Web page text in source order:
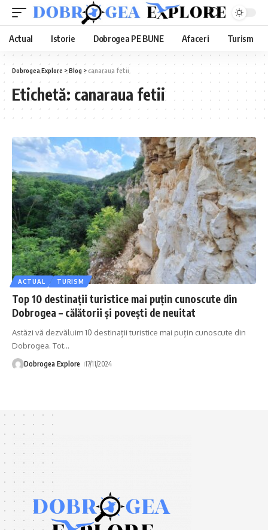
Actual Istorie Dobrogea PE BUNE Afaceri Turism
Dobrogea Explore >Blog > canaraua fetii
Etichetă: canaraua fetii
ACTUAL TURISM
Top 10 destinații turistice mai puțin cunoscute din
Dobrogea – călătorii și povești de neuitat
Astăzi vă dezvăluim 10 destinații turistice mai puțin cunoscute din
Dobrogea. Tot…
Dobrogea Explore 17/11/2024